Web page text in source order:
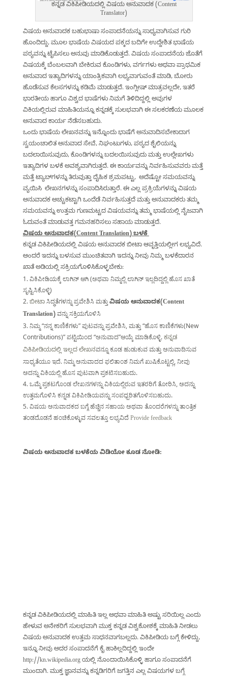
ಕನ್ನಡ ವಿಕಿಪೀಡಿಯದಲ್ಲಿ ವಿಷಯ ಅನುವಾದಕ (Content
Translator)
ವಿಷಯ ಅನುವಾದಕ ಬಹುಭಾಷಾ ಸಂಪಾದನೆಯನ್ನು ಸಾಧ್ಯವಾಗಿಸುವ ಗುರಿ
ಹೊಂದಿದ್ದು, ಮೂಲ ಭಾಷೆಯ ವಿಷಯದ ಪಕ್ಕದ ಬದಿಗೇ ಉದ್ದೇಶಿತ ಭಾಷೆಯ
ಪಠ್ಯವನ್ನು ಟೈಪಿಸಲು ಅನುವು ಮಾಡಿಕೊಡುತ್ತದೆ. ವಿಷಯ ಸಂಪಾದನೆಯ ಜೊತೆಗೆ
ವಿಷಯಕ್ಕೆ ಬೆಂಬಲವಾಗಿ ಬೇಕಿರುವ ಕೊಂಡಿಗಳು, ವರ್ಗಗಳು ಅಥವಾ ಪ್ರಾಥಮಿಕ
ಅನುವಾದ ಇತ್ಯಾದಿಗಳನ್ನು ಯಾಂತ್ರಿಕವಾಗಿ ಲಭ್ಯವಾಗುವಂತೆ ಮಾಡಿ, ಬೋರು
ಹೊಡೆಸುವ ಕೆಲಸಗಳನ್ನು ಕಡಿಮೆ ಮಾಡುತ್ತದೆ. ಇಂಗ್ಲೀಷ್ ಮಾತ್ರವಲ್ಲದೇ, ಇತರೆ
ಭಾರತೀಯ ಹಾಗೂ ವಿಶ್ವದ ಭಾಷೆಗಳು ನಿಮಗೆ ತಿಳಿದಿದ್ದಲ್ಲಿ ಅವುಗಳ
ವಿಕಿಯಲ್ಲಿರುವ ಮಾಹಿತಿಯನ್ನೂ ಕನ್ನಡಕ್ಕೆ ಸುಲಭವಾಗಿ ಈ ಸಲಕರಣೆಯ ಮೂಲಕ
ಅನುವಾದ ಕಾರ್ಯ ನೆಡೆಸಬಹುದು.
ಒಂದು ಭಾಷೆಯ ಲೇಖನವನ್ನು ಇನ್ನೊಂದು ಭಾಷೆಗೆ ಅನುವಾದಿಸಬೇಕಾದಾಗ
ಸ್ವಯಂಚಾಲಿತ ಅನುವಾದ ಸೇವೆ, ನಿಘಂಟುಗಳು, ಪಠ್ಯದ ಶೈಲಿಯನ್ನು
ಬದಲಾಯಿಸುವುದು, ಕೊಂಡಿಗಳನ್ನು ಬದಲಯಿಸುವುದು ಮತ್ತು ಉಲ್ಲೇಖಗಳು
ಇತ್ಯಾದಿಗಳ ಬಳಕೆ ಅವಶ್ಯವಾಗಿರುತ್ತದೆ. ಈ ಕಾರ್ಯವನ್ನು ನಿರ್ವಹಿಸುವವರು ಮತ್ತೆ
ಮತ್ತೆ ಟ್ಯಾಬ್‌ಗಳನ್ನು ತಿರುವುತ್ತಾ ದೈಹಿಕ ಶ್ರಮಪಟ್ಟು, ಅದೆಷ್ಟೋ ಸಮಯವನ್ನು
ವ್ಯಯಿಸಿ ಲೇಖನಗಳನ್ನು ಸಂಪಾದಿಸಿರುತ್ತಾರೆ. ಈ ಎಲ್ಲ ಪ್ರಕ್ರಿಯೆಗಳನ್ನು ವಿಷಯ
ಅನುವಾದಕ ಅಚ್ಚುಕಟ್ಟಾಗಿ ಒಂದೆಡೆ ನಿರ್ವಹಿಸುತ್ತದೆ ಮತ್ತು ಅನುವಾದಕರು ತಮ್ಮ
ಸಮಯವನ್ನು ಉತ್ತಮ ಗುಣಮಟ್ಟದ ವಿಷಯವನ್ನು ತಮ್ಮ ಭಾಷೆಯಲ್ಲಿ ನೈಜವಾಗಿ
ಓದುವಂತೆ ಮಾಡುವತ್ತ ಗಮನಹರಿಸಲು ಸಹಾಯ ಮಾಡುತ್ತದೆ.
ವಿಷಯ ಅನುವಾದಕ(Content Translation) ಬಳಕೆ
ಕನ್ನಡ ವಿಕಿಪೀಡಿಯದಲ್ಲಿ ವಿಷಯ ಅನುವಾದಕ ಬೀಟಾ ಆವೃತ್ತಿಯಲ್ಲೀಗ ಲಭ್ಯವಿದೆ.
ಅಂದರೆ ಇದನ್ನು ಬಳಸುವ ಮುಂಚಿತವಾಗಿ ಇದನ್ನು ನೀವು ನಿಮ್ಮ ಬಳಕೆದಾರನ
ಖಾತೆ ಅಡಿಯಲ್ಲಿ ಸಕ್ರಿಯಗೊಳಿಸಿಕೊಳ್ಳಬೇಕು:
ವಿಕಿಪೀಡಿಯಕ್ಕೆ ಲಾಗಿನ್ ಆಗಿ (ಅಥವಾ ನಿಮ್ಮಲ್ಲಿ ಲಾಗಿನ್ ಇಲ್ಲದಿದ್ದಲ್ಲಿ ಹೊಸ ಖಾತೆ
ಸೃಷ್ಟಿಸಿಕೊಳ್ಳಿ)
ಬೀಟಾಸಿದ್ಧತೆಗಳನ್ನು ಪ್ರವೇಶಿಸಿ ಮತ್ತುವಿಷಯ ಅನುವಾದಕ(Content
Translation)ವನ್ನು ಸಕ್ರಿಯಗೊಳಿಸಿ
ನಿಮ್ಮ “ನನ್ನ ಕಾಣಿಕೆಗಳು” ಪುಟವನ್ನು ಪ್ರವೇಶಿಸಿ, ಮತ್ತು “ಹೊಸ ಕಾಣಿಕೆಗಳು(New
Contributions)” ಪಟ್ಟಿಯಿಂದ “ಅನುವಾದ”ಆಯ್ಕೆ ಮಾಡಿಕೊಳ್ಳಿ.ಕನ್ನಡ
ವಿಕಿಪೀಡಿಯದಲ್ಲಿ ಇಲ್ಲದ ಲೇಖನವನ್ನೂ ಕೂಡ ಹುಡುಕುವ ಮತ್ತು ಅನುವಾದಿಸುವ
ಸಾಧ್ಯತೆಯೂ ಇದೆ. ನಿಮ್ಮ ಅನುವಾದದ ಫಲಿತಾಂಶ ನಿಮಗೆ ಖುಷಿಕೊಟ್ಟಲ್ಲಿ, ನೀವು
ಅದನ್ನು ವಿಕಿಯಲ್ಲಿ ಹೊಸ ಪುಟವಾಗಿ ಪ್ರಕಟಿಸಬಹುದು.
ಒಮ್ಮೆ ಪ್ರಕಟಗೊಂಡ ಲೇಖನಗಳನ್ನು ವಿಕಿಯಲ್ಲಿರುವ ಇತರರಿಗೆ ತೋರಿಸಿ, ಅದನ್ನು
ಉತ್ತಮಗೊಳಿಸಿ ಕನ್ನಡ ವಿಕಿಪೀಡಿಯವನ್ನು ಸಂಪಧ್ಬರಿತಗೊಳಿಸಬಹುದು.
ವಿಷಯ ಅನುವಾದಕದ ಬಗ್ಗೆ ಹೆಚ್ಚಿನ ಸಹಾಯ ಅಥವಾ ತೊಂದರೆಗಳನ್ನು ತಾಂತ್ರಿಕ
ತಂಡದೊಡನೆ ಹಂಚಿಕೊಳ್ಳುವ ಸವಲತ್ತೂ ಲಭ್ಯವಿದೆProvide feedback
ವಿಷಯ ಅನುವಾದಕ ಬಳಕೆಯ ವಿಡಿಯೋ ಕೂಡ ನೋಡಿ:
ಕನ್ನಡ ವಿಕಿಪೀಡಿಯದಲ್ಲಿ ಮಾಹಿತಿ ಇಲ್ಲ ಅಥವಾ ಮಾಹಿತಿ ಅಷ್ಟು ಸರಿಯಿಲ್ಲ ಎಂದು
ಹೇಳುವ ಅನೇಕರಿಗೆ ಸುಲಭವಾಗಿ ಮುಕ್ತ ಕನ್ನಡ ವಿಶ್ವಕೋಶಕ್ಕೆ ಮಾಹಿತಿ ನೀಡಲು
ವಿಷಯ ಅನುವಾದಕ ಉತ್ತಮ ಸಾಧನವಾಗಬಲ್ಲದು. ವಿಕಿಪೀಡಿಯ ಬಗ್ಗೆ ಕೇಳಿದ್ದು,
ಇನ್ನೂ ನೀವು ಅದರ ಸಂಪಾದನೆಗೆ ಕೈ ಹಾಕಿಲ್ಲದಿದ್ದಲ್ಲಿ ಇಂದೇ
http://kn.wikipedia.org ಯಲ್ಲಿ ನೊಂದಾಯಿಸಿಕೊಳ್ಳಿ ಹಾಗೂ ಸಂಪಾದನೆಗೆ
ಮುಂದಾಗಿ. ಮುಕ್ತ ಜ್ಞಾನವನ್ನು ಕನ್ನಡಿಗರಿಗೆ ಜಗತ್ತಿನ ಎಲ್ಲ ವಿಷಯಗಳ ಬಗ್ಗೆ